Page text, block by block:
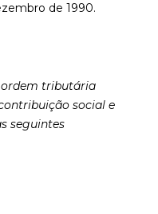
de 1990.
ordem tributária
social e
seguintes